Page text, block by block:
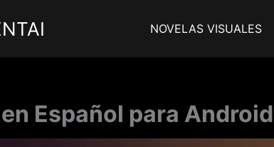
NOVELAS VISUALES
Español para